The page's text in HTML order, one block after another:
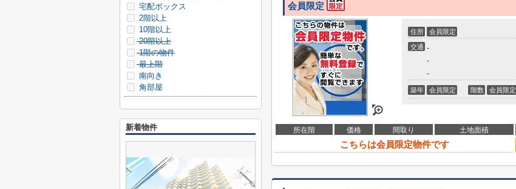
会員限定
住所 会員限定
交通 -
-
-
築年 会員限定 階数 会員限定
所在階 価格 間取り 土地面積
こちらは会員限定物件です
宅配ボックス
2階以上
10階以上
20階以上
1階の物件
最上階
南向き
角部屋
新着物件